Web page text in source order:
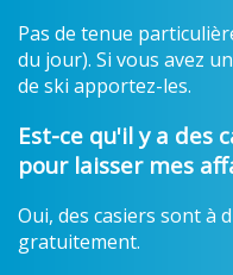
Pas de tenue
du jour). Si vous avez
de ski apportez-les.
Est-ce qu'il y a des
pour laisser mes
Oui, des casiers sont à
gratuitement.